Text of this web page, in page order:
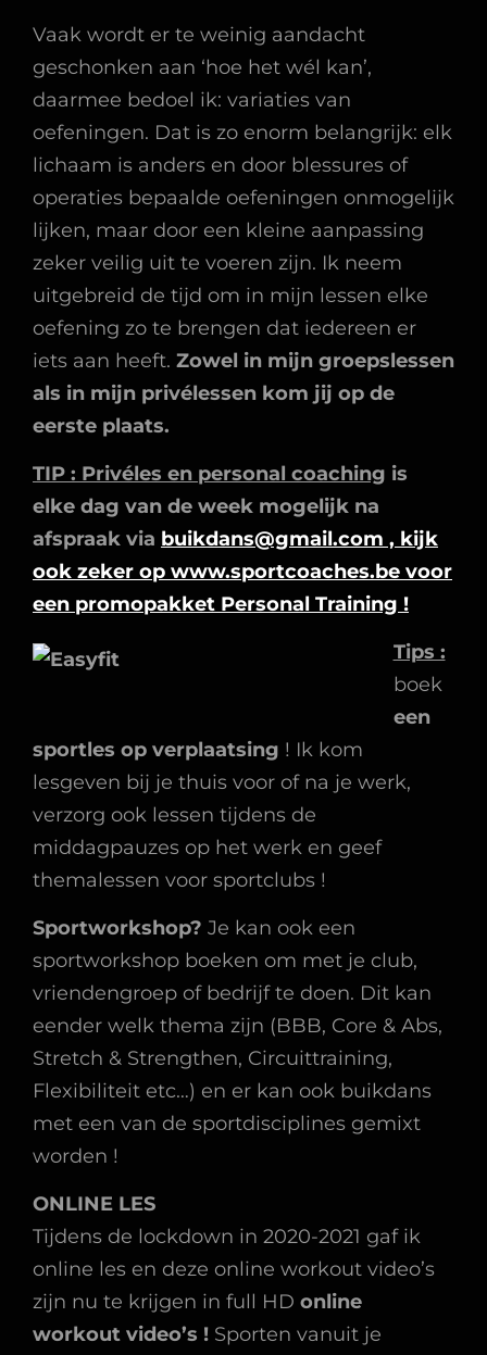
Vaak wordt er te weinig aandacht
geschonken aan ‘hoe het wél kan’,
daarmee bedoel ik: variaties van
oefeningen. Dat is zo enorm belangrijk: elk
lichaam is anders en door blessures of
operaties bepaalde oefeningen onmogelijk
lijken, maar door een kleine aanpassing
zeker veilig uit te voeren zijn. Ik neem
uitgebreid de tijd om in mijn lessen elke
oefening zo te brengen dat iedereen er
iets aan heeft. Zowel in mijn groepslessen
als in mijn privélessen kom jij op de
eerste plaats.
TIP : Privéles en personal coaching is
elke dag van de week mogelijk na
afspraak via buikdans@gmail.com , kijk
ook zeker op www.sportcoaches.be voor
een promopakket Personal Training !
Tips :
boek
een
sportles op verplaatsing ! Ik kom
lesgeven bij je thuis voor of na je werk,
verzorg ook lessen tijdens de
middagpauzes op het werk en geef
themalessen voor sportclubs !
Sportworkshop? Je kan ook een
sportworkshop boeken om met je club,
vriendengroep of bedrijf te doen. Dit kan
eender welk thema zijn (BBB, Core & Abs,
Stretch & Strengthen, Circuittraining,
Flexibiliteit etc…) en er kan ook buikdans
met een van de sportdisciplines gemixt
worden !
ONLINE LES
Tijdens de lockdown in 2020-2021 gaf ik
online les en deze online workout video’s
zijn nu te krijgen in full HD online
workout video’s ! Sporten vanuit je